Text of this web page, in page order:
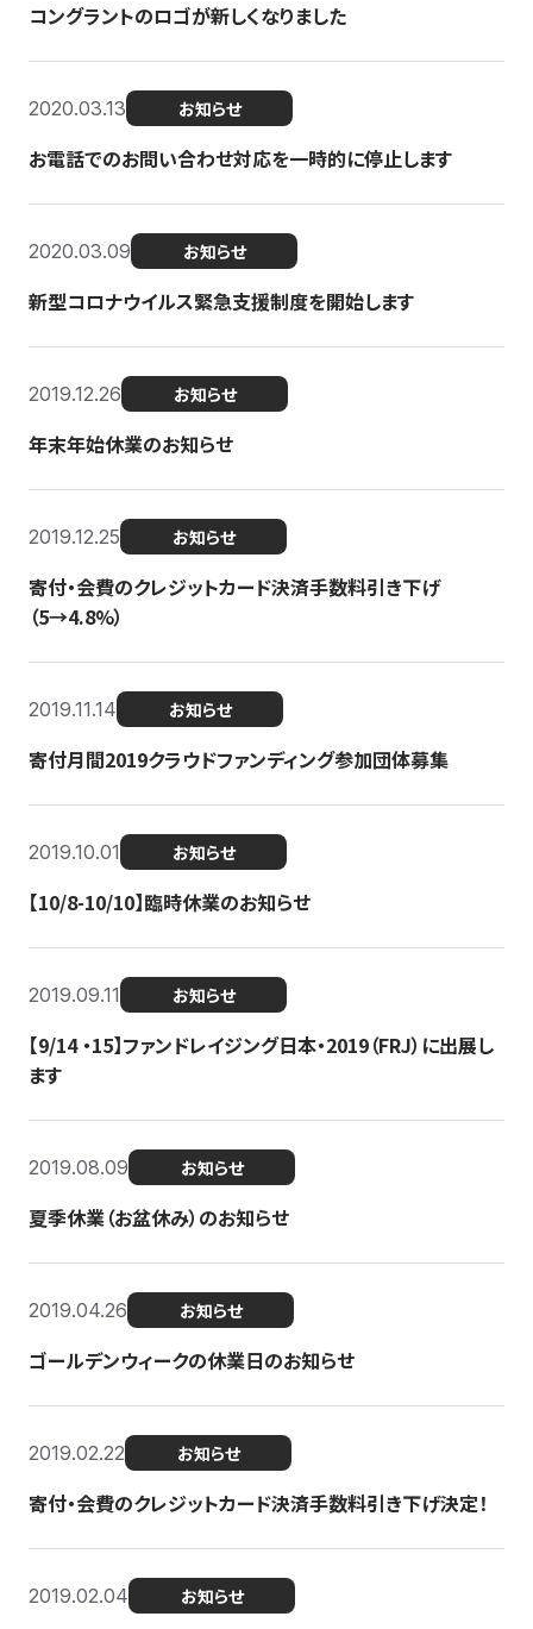
コングラントのロゴが新しくなりました
2020.03.13 お知らせ
お電話でのお問い合わせ対応を一時的に停止します
2020.03.09 お知らせ
新型コロナウイルス緊急支援制度を開始します
2019.12.26 お知らせ
年末年始休業のお知らせ
2019.12.25 お知らせ
寄付・会費のクレジットカード決済手数料引き下げ
（5→4.8%）
2019.11.14 お知らせ
寄付月間2019クラウドファンディング参加団体募集
2019.10.01 お知らせ
【10/8-10/10】臨時休業のお知らせ
2019.09.11 お知らせ
【9/14 ・15】ファンドレイジング日本・2019（FRJ）に出展し
ます
2019.08.09 お知らせ
夏季休業（お盆休み）のお知らせ
2019.04.26 お知らせ
ゴールデンウィークの休業日のお知らせ
2019.02.22 お知らせ
寄付・会費のクレジットカード決済手数料引き下げ決定！
2019.02.04 お知らせ